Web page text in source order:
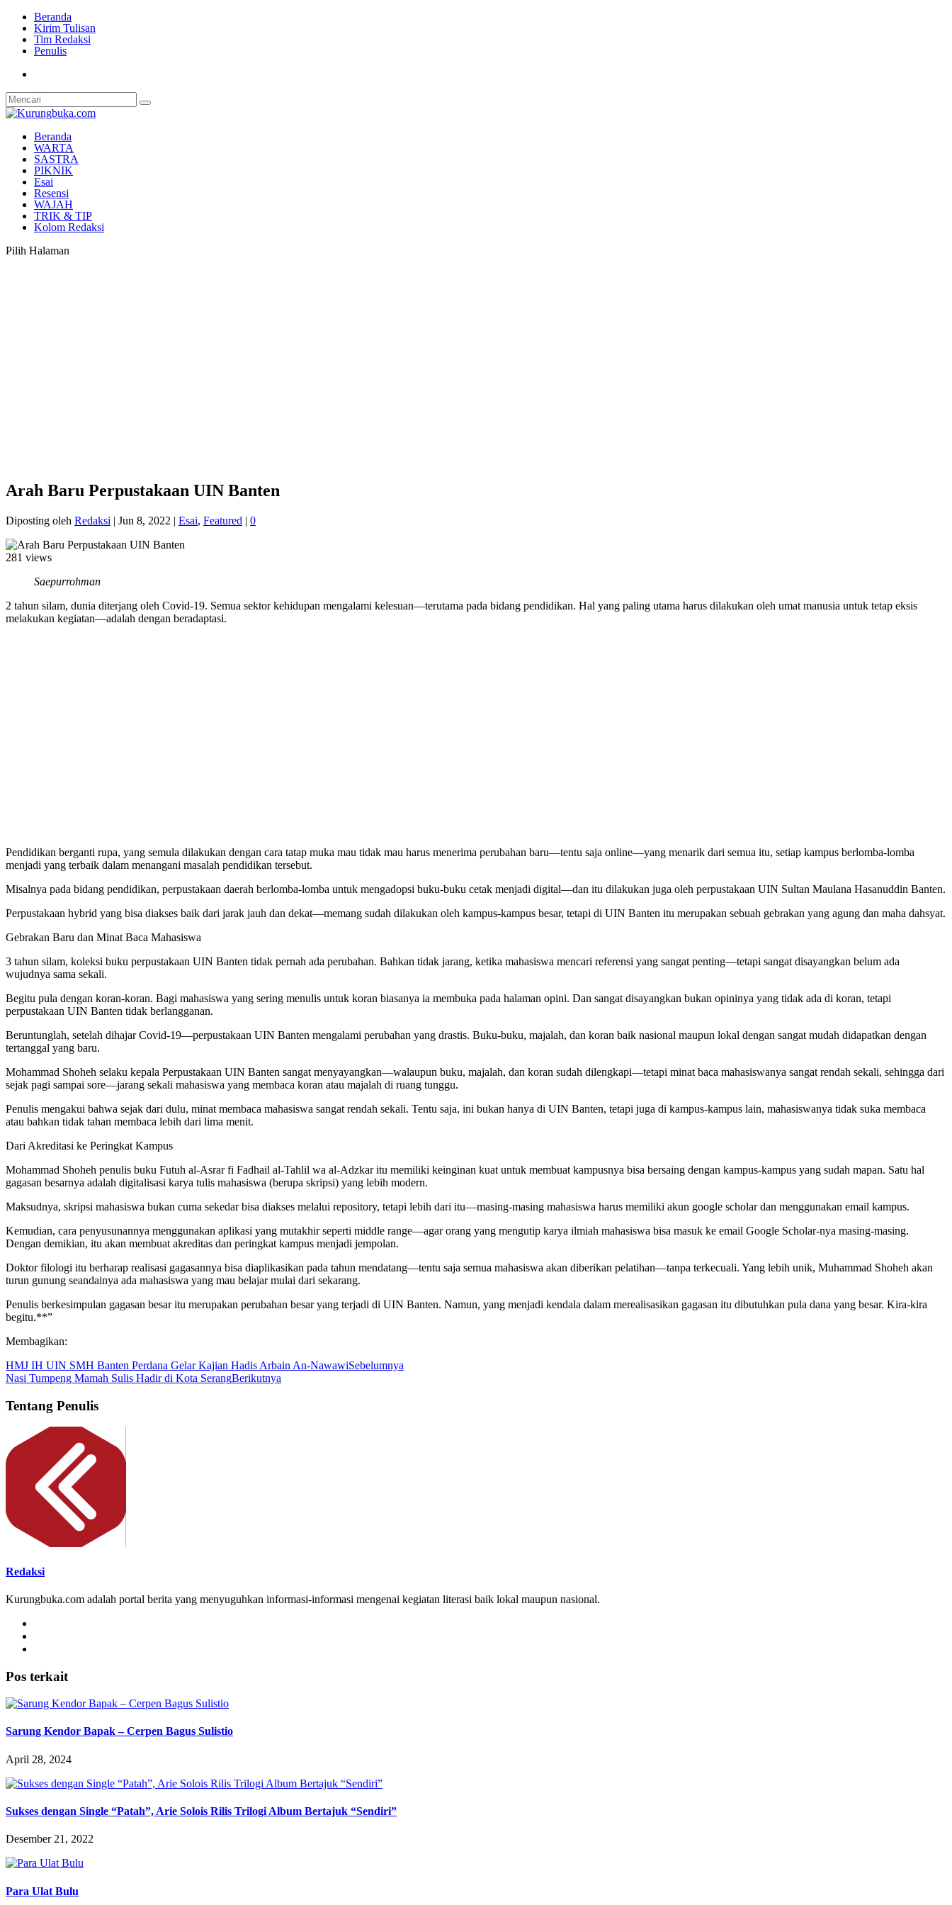
Beranda
Kirim Tulisan
Tim Redaksi
Penulis
Beranda
WARTA
SASTRA
PIKNIK
Esai
Resensi
WAJAH
TRIK & TIP
Kolom Redaksi
Pilih Halaman
Arah Baru Perpustakaan UIN Banten
Diposting oleh Redaksi | Jun 8, 2022 | Esai, Featured | 0
281 views
Saepurrohman
2 tahun silam, dunia diterjang oleh Covid-19. Semua sektor kehidupan mengalami kelesuan—terutama pada bidang pendidikan. Hal yang paling utama harus dilakukan oleh umat manusia untuk tetap eksis
melakukan kegiatan—adalah dengan beradaptasi.
Pendidikan berganti rupa, yang semula dilakukan dengan cara tatap muka mau tidak mau harus menerima perubahan baru—tentu saja online—yang menarik dari semua itu, setiap kampus berlomba-lomba
menjadi yang terbaik dalam menangani masalah pendidikan tersebut.
Misalnya pada bidang pendidikan, perpustakaan daerah berlomba-lomba untuk mengadopsi buku-buku cetak menjadi digital—dan itu dilakukan juga oleh perpustakaan UIN Sultan Maulana Hasanuddin Banten.
Perpustakaan hybrid yang bisa diakses baik dari jarak jauh dan dekat—memang sudah dilakukan oleh kampus-kampus besar, tetapi di UIN Banten itu merupakan sebuah gebrakan yang agung dan maha dahsyat.
Gebrakan Baru dan Minat Baca Mahasiswa
3 tahun silam, koleksi buku perpustakaan UIN Banten tidak pernah ada perubahan. Bahkan tidak jarang, ketika mahasiswa mencari referensi yang sangat penting—tetapi sangat disayangkan belum ada
wujudnya sama sekali.
Begitu pula dengan koran-koran. Bagi mahasiswa yang sering menulis untuk koran biasanya ia membuka pada halaman opini. Dan sangat disayangkan bukan opininya yang tidak ada di koran, tetapi
perpustakaan UIN Banten tidak berlangganan.
Beruntunglah, setelah dihajar Covid-19—perpustakaan UIN Banten mengalami perubahan yang drastis. Buku-buku, majalah, dan koran baik nasional maupun lokal dengan sangat mudah didapatkan dengan
tertanggal yang baru.
Mohammad Shoheh selaku kepala Perpustakaan UIN Banten sangat menyayangkan—walaupun buku, majalah, dan koran sudah dilengkapi—tetapi minat baca mahasiswanya sangat rendah sekali, sehingga dari
sejak pagi sampai sore—jarang sekali mahasiswa yang membaca koran atau majalah di ruang tunggu.
Penulis mengakui bahwa sejak dari dulu, minat membaca mahasiswa sangat rendah sekali. Tentu saja, ini bukan hanya di UIN Banten, tetapi juga di kampus-kampus lain, mahasiswanya tidak suka membaca
atau bahkan tidak tahan membaca lebih dari lima menit.
Dari Akreditasi ke Peringkat Kampus
Mohammad Shoheh penulis buku Futuh al-Asrar fi Fadhail al-Tahlil wa al-Adzkar itu memiliki keinginan kuat untuk membuat kampusnya bisa bersaing dengan kampus-kampus yang sudah mapan. Satu hal
gagasan besarnya adalah digitalisasi karya tulis mahasiswa (berupa skripsi) yang lebih modern.
Maksudnya, skripsi mahasiswa bukan cuma sekedar bisa diakses melalui repository, tetapi lebih dari itu—masing-masing mahasiswa harus memiliki akun google scholar dan menggunakan email kampus.
Kemudian, cara penyusunannya menggunakan aplikasi yang mutakhir seperti middle range—agar orang yang mengutip karya ilmiah mahasiswa bisa masuk ke email Google Scholar-nya masing-masing.
Dengan demikian, itu akan membuat akreditas dan peringkat kampus menjadi jempolan.
Doktor filologi itu berharap realisasi gagasannya bisa diaplikasikan pada tahun mendatang—tentu saja semua mahasiswa akan diberikan pelatihan—tanpa terkecuali. Yang lebih unik, Muhammad Shoheh akan
turun gunung seandainya ada mahasiswa yang mau belajar mulai dari sekarang.
Penulis berkesimpulan gagasan besar itu merupakan perubahan besar yang terjadi di UIN Banten. Namun, yang menjadi kendala dalam merealisasikan gagasan itu dibutuhkan pula dana yang besar. Kira-kira
begitu.**”
Membagikan:
HMJ IH UIN SMH Banten Perdana Gelar Kajian Hadis Arbain An-NawawiSebelumnya
Nasi Tumpeng Mamah Sulis Hadir di Kota SerangBerikutnya
Tentang Penulis
Redaksi
Kurungbuka.com adalah portal berita yang menyuguhkan informasi-informasi mengenai kegiatan literasi baik lokal maupun nasional.
Pos terkait
Sarung Kendor Bapak – Cerpen Bagus Sulistio
April 28, 2024
Sukses dengan Single “Patah”, Arie Solois Rilis Trilogi Album Bertajuk “Sendiri”
Desember 21, 2022
Para Ulat Bulu